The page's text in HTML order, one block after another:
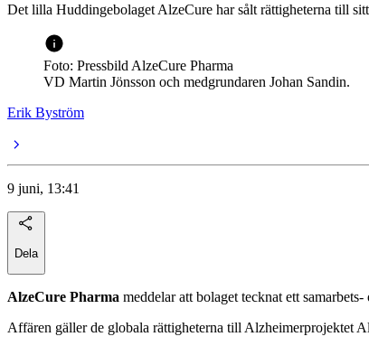
Det lilla Huddingebolaget AlzeCure har sålt rättigheterna till
Foto: Pressbild AlzeCure Pharma
VD Martin Jönsson och medgrundaren Johan Sandin.
Erik Byström
9 juni, 13:41
Dela
AlzeCure Pharma meddelar att bolaget tecknat ett
Affären gäller de globala rättigheterna till Alzheimerprojektet